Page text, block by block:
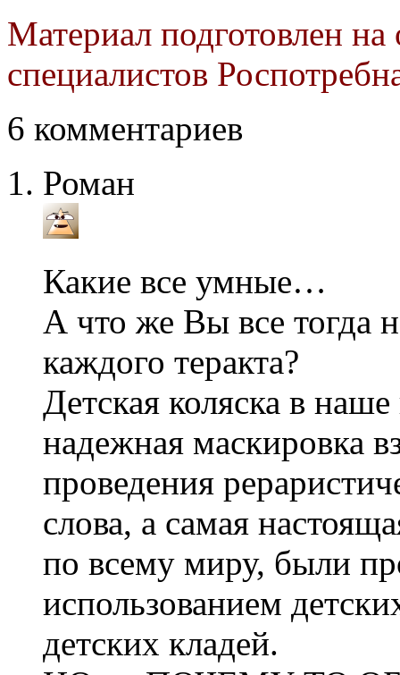
Материал подготовлен
специалистов
6 комментариев
Роман
Какие все умные…
А что же Вы все тогда
каждого теракта?
Детская коляска в
надежная маскировка
проведения
слова, а самая
по всему миру, были
использованием
детских кладей.